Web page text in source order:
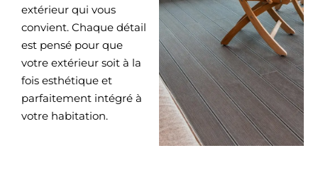
extérieur qui vous
convient. Chaque détail
est pensé pour que
votre extérieur soit à la
fois esthétique et
parfaitement intégré à
votre habitation.